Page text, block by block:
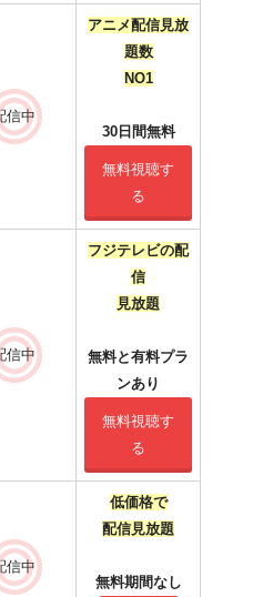
信中
アニメ配信見放
題数
NO1
30日間無料
無料視聴す
る
信中
フジテレビの配
信
見放題
無料と有料プラ
ンあり
無料視聴す
る
信中
低価格で
配信見放題
無料期間なし